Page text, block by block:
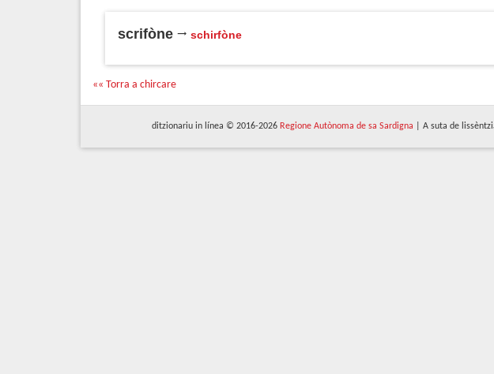
scrifòne schirfòne
«« Torra a chircare
ditzionariu in línea © 2016-2026 Regione Autònoma de sa Sardigna | A suta de